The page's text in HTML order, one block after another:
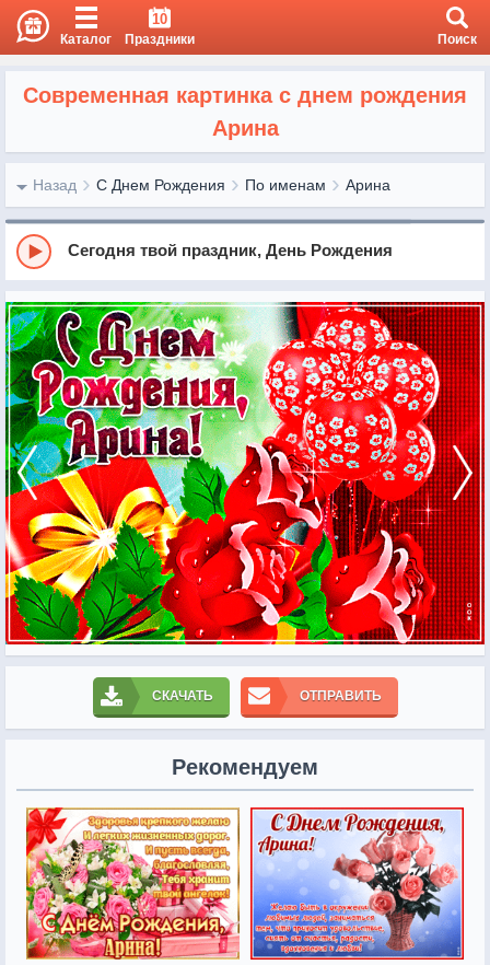
Каталог
10
Праздники Поиск
Современная картинка с днем рождения
Арина
Назад С Днем Рождения По именам Арина
Сегодня твой праздник, День Рождения
СКАЧАТЬ ОТПРАВИТЬ
Рекомендуем